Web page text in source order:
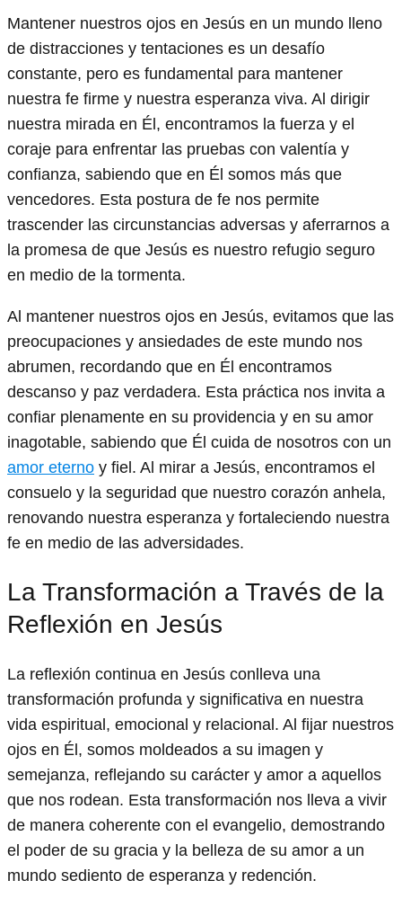
Mantener nuestros ojos en Jesús en un mundo lleno
de distracciones y tentaciones es un desafío
constante, pero es fundamental para mantener
nuestra fe firme y nuestra esperanza viva. Al dirigir
nuestra mirada en Él, encontramos la fuerza y el
coraje para enfrentar las pruebas con valentía y
confianza, sabiendo que en Él somos más que
vencedores. Esta postura de fe nos permite
trascender las circunstancias adversas y aferrarnos a
la promesa de que Jesús es nuestro refugio seguro
en medio de la tormenta.
Al mantener nuestros ojos en Jesús, evitamos que las
preocupaciones y ansiedades de este mundo nos
abrumen, recordando que en Él encontramos
descanso y paz verdadera. Esta práctica nos invita a
confiar plenamente en su providencia y en su amor
inagotable, sabiendo que Él cuida de nosotros con un
amor eterno y fiel. Al mirar a Jesús, encontramos el
consuelo y la seguridad que nuestro corazón anhela,
renovando nuestra esperanza y fortaleciendo nuestra
fe en medio de las adversidades.
La Transformación a Través de la
Reflexión en Jesús
La reflexión continua en Jesús conlleva una
transformación profunda y significativa en nuestra
vida espiritual, emocional y relacional. Al fijar nuestros
ojos en Él, somos moldeados a su imagen y
semejanza, reflejando su carácter y amor a aquellos
que nos rodean. Esta transformación nos lleva a vivir
de manera coherente con el evangelio, demostrando
el poder de su gracia y la belleza de su amor a un
mundo sediento de esperanza y redención.